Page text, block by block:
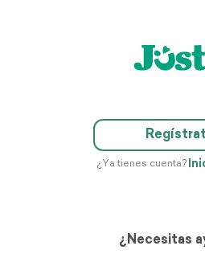
¿Ya tienes cuenta?
¿Necesitas